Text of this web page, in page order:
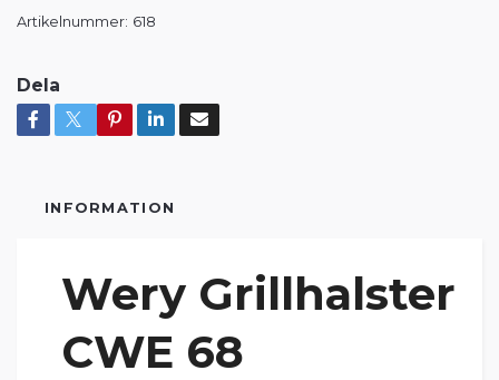
Artikelnummer: 618
Dela
INFORMATION
Wery Grillhalster
CWE 68